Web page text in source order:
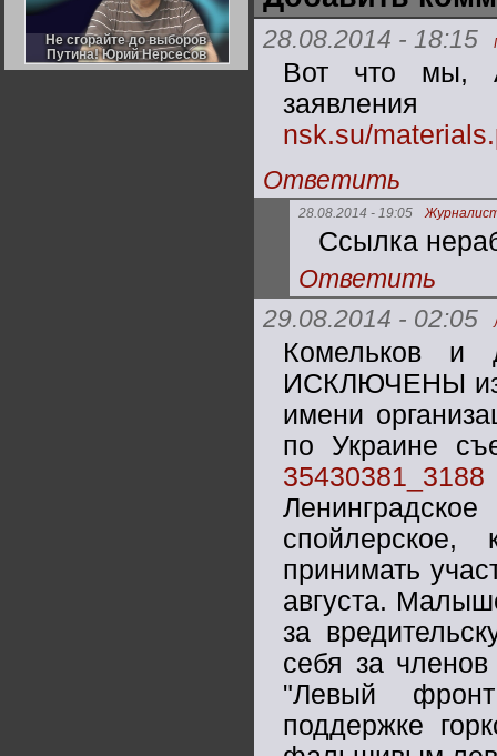
Германии:
парламентская
демократия или
диктатура
пролетариата?
Деятельность
Не сгорайте до выборов
Путина! Юрий Нерсесов
Не сгорайте до выборов
Путина! Юрий Нерсесов
28.08.2014 - 18:15
Вот что мы,
nsk.su/
Ответить
28.08.2014 - 19:05
Ссылка
Ответить
29.08.2014 - 02:05
Комельков и
ИСКЛЮЧЕНЫ из
имени
по Украине
35430381_3188
спойлерское,
принимать
августа.
за
себя за
"Левый
поддержке